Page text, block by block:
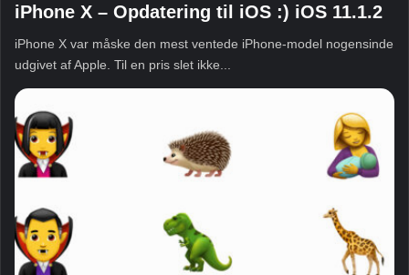
iPhone X – Opdatering til iOS :) iOS 11.1.2
iPhone X var måske den mest ventede iPhone-model nogensinde
udgivet af Apple. Til en pris slet ikke...